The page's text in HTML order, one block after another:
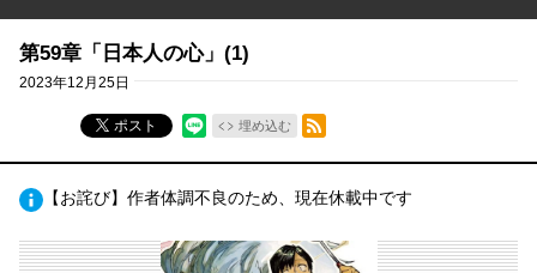
第59章「日本人の心」(1)
2023年12月25日
ポスト 埋め込む
RSSフィード
【お詫び】作者体調不良のため、現在休載中です